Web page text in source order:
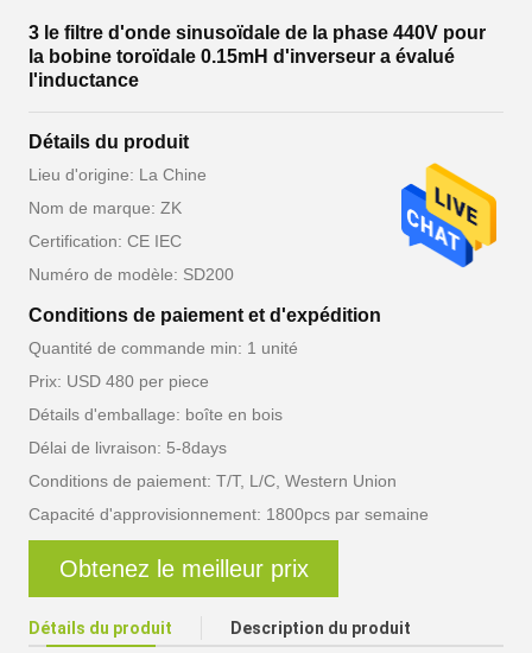
3 le filtre d'onde sinusoïdale de la phase 440V pour
la bobine toroïdale 0.15mH d'inverseur a évalué
l'inductance
Détails du produit
Lieu d'origine: La Chine
Nom de marque: ZK
Certification: CE IEC
Numéro de modèle: SD200
Conditions de paiement et d'expédition
Quantité de commande min: 1 unité
Prix: USD 480 per piece
Détails d'emballage: boîte en bois
Délai de livraison: 5-8days
Conditions de paiement: T/T, L/C, Western Union
Capacité d'approvisionnement: 1800pcs par semaine
Obtenez le meilleur prix
Détails du produit Description du produit